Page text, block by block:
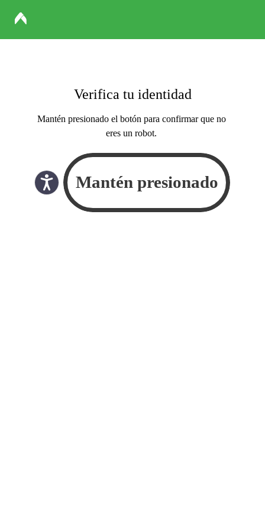
Verifica tu identidad
Mantén presionado el botón para confirmar que no
eres un robot.